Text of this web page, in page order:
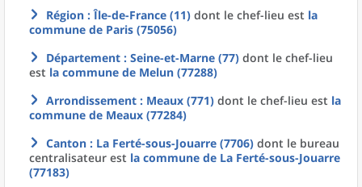
Région : Île-de-France (11) dont le chef-lieu est la
commune de Paris (75056)
Département : Seine-et-Marne (77) dont le chef-lieu
est la commune de Melun (77288)
Arrondissement : Meaux (771) dont le chef-lieu est la
commune de Meaux (77284)
Canton : La Ferté-sous-Jouarre (7706) dont le bureau
centralisateur est la commune de La Ferté-sous-Jouarre
(77183)